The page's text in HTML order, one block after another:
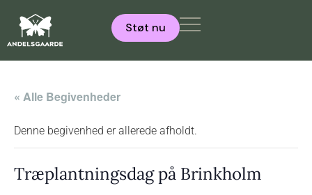
Støt nu
« Alle Begivenheder
Denne begivenhed er allerede afholdt.
Træplantningsdag på Brinkholm